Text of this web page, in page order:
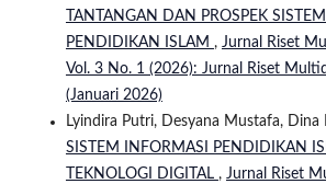
TANTANGAN DAN PROSPEK
PENDIDIKAN ISLAM , Jurnal Riset
Vol. 3 No. 1 (2026): Jurnal Riset
(Januari 2026)
Lyindira Putri, Desyana Mustafa, Dina
SISTEM INFORMASI PENDIDIKAN
TEKNOLOGI DIGITAL , Jurnal Riset